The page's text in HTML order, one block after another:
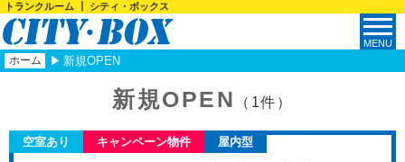
トランクルーム ┃ シティ・ボックス
ホーム 新規OPEN
新規OPEN （1件）
空室あり キャンペーン物件 屋内型